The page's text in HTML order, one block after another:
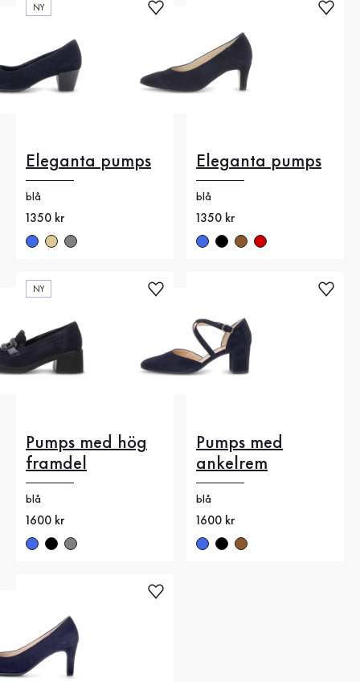
NY
Eleganta pumps
blå
Nytt pris
1350 kr
Eleganta pumps
blå
Nytt pris
1350 kr
NY
Pumps med hög
framdel
blå
Nytt pris
1600 kr
Pumps med
ankelrem
blå
Nytt pris
1600 kr